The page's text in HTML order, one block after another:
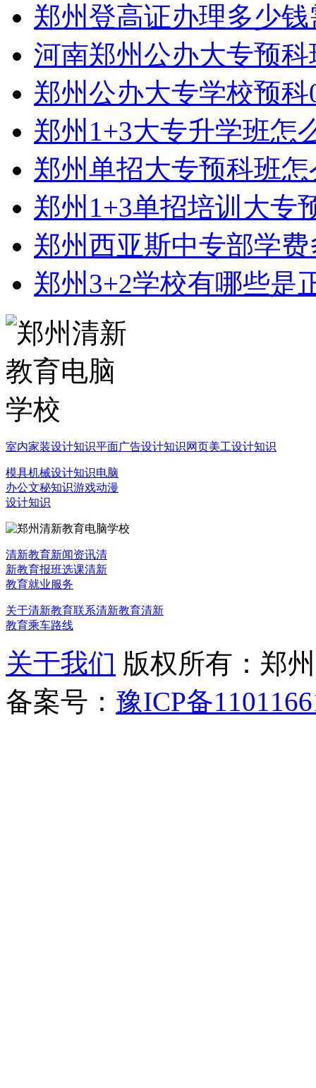
郑州登高证办理多少
河南郑州公办大专预
郑州公办大专学校预
郑州1+3大专升学班怎
郑州单招大专预科班
郑州1+3单招培训大专
郑州西亚斯中专部学
郑州3+2学校有哪些是
室内家装设计知识平面广告设计知识网页美工设计知识
模具机械设计知识电脑
办公文秘知识游戏动漫
设计知识
清新教育新闻资讯清
新教育报班选课清新
教育就业服务
关于清新教育联系清新教育清新
教育乘车路线
关于我们 版权所有：郑
备案号： 豫ICP备